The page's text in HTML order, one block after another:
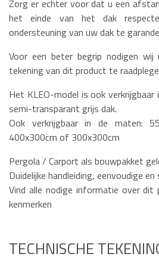
Zorg er echter voor dat u een
het einde van het dak
ondersteuning van uw dak te
Voor een beter begrip nodigen
tekening van dit product te
Het KLEO-model is ook verkrijgbaar
semi-transparant grijs dak.
Ook verkrijgbaar in de maten:
400x300cm of 300x300cm
Pergola / Carport als bouwpakket
Duidelijke handleiding, eenvoudige
Vind alle nodige informatie over dit
kenmerken
TECHNISCHE